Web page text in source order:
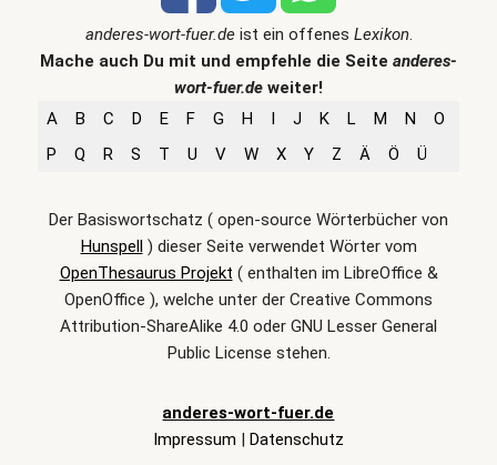
anderes-wort-fuer.deist ein offenes Lexikon.
Mache auch Du mit und empfehle die Seite anderes-
wort-fuer.de weiter!
A
B C D E F G H I J K L M N
O
P
Q R S T U V W X Y Z Ä Ö Ü
Der Basiswortschatz ( open-source Wörterbücher von
Hunspell) dieser Seite verwendet Wörter vom
OpenThesaurus Projekt ( enthalten im LibreOffice &
OpenOffice ), welche unter der Creative Commons
Attribution-ShareAlike 4.0 oder GNU Lesser General
Public License stehen.
anderes-wort-fuer.de
Impressum | Datenschutz